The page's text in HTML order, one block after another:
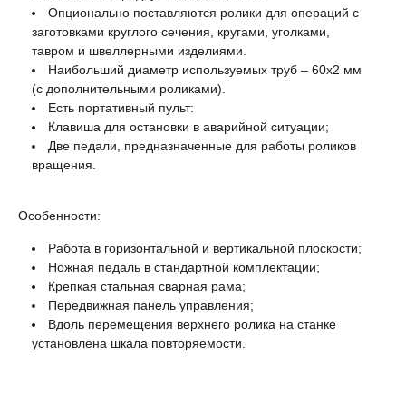
Опционально поставляются ролики для операций с
заготовками круглого сечения, кругами, уголками,
тавром и швеллерными изделиями.
Наибольший диаметр используемых труб – 60x2 мм
(с дополнительными роликами).
Есть портативный пульт:
Клавиша для остановки в аварийной ситуации;
Две педали, предназначенные для работы роликов
вращения.
Особенности:
Работа в горизонтальной и вертикальной плоскости;
Ножная педаль в стандартной комплектации;
Крепкая стальная сварная рама;
Передвижная панель управления;
Вдоль перемещения верхнего ролика на станке
установлена шкала повторяемости.